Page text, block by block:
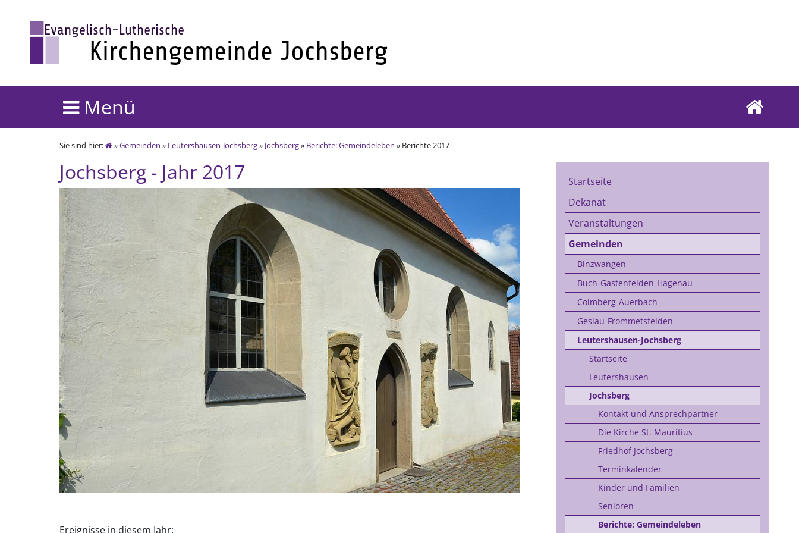
Menü
Sie sind hier: »Gemeinden » Leutershausen-Jochsberg» Jochsberg» Berichte: Gemeindeleben » Berichte 2017
Jochsberg - Jahr 2017
Ereignisse in diesem Jahr:
Startseite
Dekanat
Veranstaltungen
Gemeinden
Binzwangen
Buch-Gastenfelden-Hagenau
Colmberg-Auerbach
Geslau-Frommetsfelden
Leutershausen-Jochsberg
Startseite
Leutershausen
Jochsberg
Kontakt und Ansprechpartner
Die Kirche St. Mauritius
Friedhof Jochsberg
Terminkalender
Kinder und Familien
Senioren
Berichte: Gemeindeleben